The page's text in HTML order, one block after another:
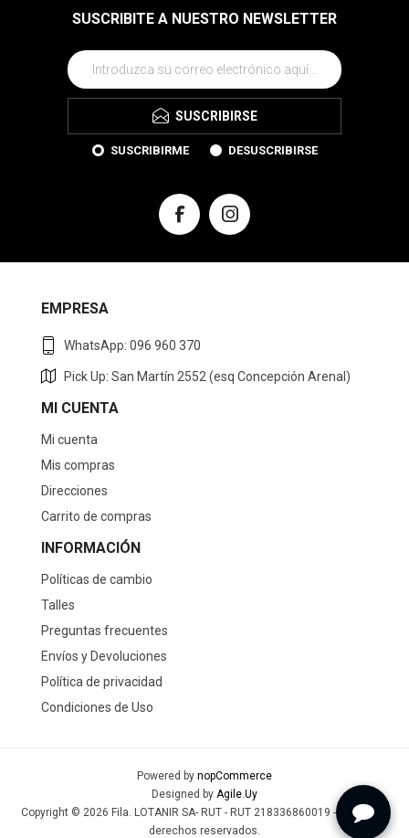
SUSCRIBITE A NUESTRO NEWSLETTER
SUSCRIBIRSE
SUSCRIBIRME DESUSCRIBIRSE
EMPRESA
WhatsApp: 096 960 370
Pick Up: San Martín 2552 (esq Concepción Arenal)
MI CUENTA
Mi cuenta
Mis compras
Direcciones
Carrito de compras
INFORMACIÓN
Políticas de cambio
Talles
Preguntas frecuentes
Envíos y Devoluciones
Política de privacidad
Condiciones de Uso
Powered by nopCommerce
Designed by Agile.Uy
Copyright © 2026 Fila. LOTANIR SA- RUT - RUT 218336860019 - Todos los
derechos reservados.